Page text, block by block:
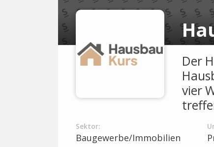
Der
vier
Sektor:
Baugewerbe/Immobilien